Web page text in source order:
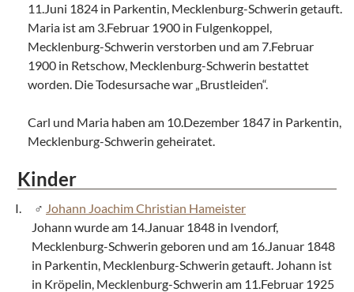
11.Juni 1824 in Parkentin, Mecklenburg-Schwerin getauft.
Maria ist am 3.Februar 1900 in Fulgenkoppel,
Mecklenburg-Schwerin verstorben und am 7.Februar
1900 in Retschow, Mecklenburg-Schwerin bestattet
worden. Die Todesursache war „Brustleiden“.
Carl und Maria haben am 10.Dezember 1847 in Parkentin,
Mecklenburg-Schwerin geheiratet.
Kinder
Johann Joachim Christian Hameister
Johann wurde am 14.Januar 1848 in Ivendorf,
Mecklenburg-Schwerin geboren und am 16.Januar 1848
in Parkentin, Mecklenburg-Schwerin getauft. Johann ist
in Kröpelin, Mecklenburg-Schwerin am 11.Februar 1925